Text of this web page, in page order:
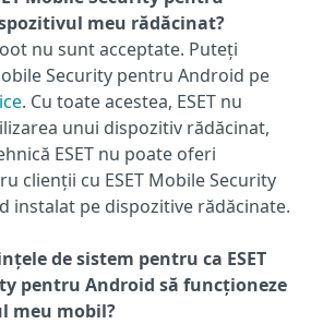
meu rădăcinat?
nu sunt acceptate. Puteți
Security pentru Android pe
. Cu toate acestea, ESET nu
unui dispozitiv rădăcinat,
ESET nu poate oferi
clienții cu ESET Mobile Security
instalat pe dispozitive rădăcinate.
de sistem pentru ca ESET
pentru Android să funcționeze
meu mobil?